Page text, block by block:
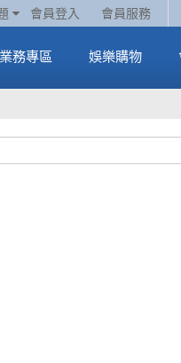
會員登入 會員服務
火熱預售中《汪汪隊
《劇場版吉伊卡哇》
全台
業務專區 娛樂購物